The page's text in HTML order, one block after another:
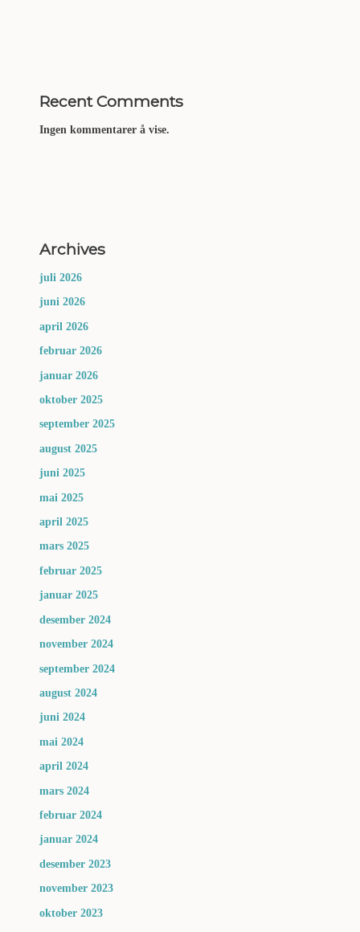
Recent Comments
Ingen kommentarer å vise.
Archives
juli 2026
juni 2026
april 2026
februar 2026
januar 2026
oktober 2025
september 2025
august 2025
juni 2025
mai 2025
april 2025
mars 2025
februar 2025
januar 2025
desember 2024
november 2024
september 2024
august 2024
juni 2024
mai 2024
april 2024
mars 2024
februar 2024
januar 2024
desember 2023
november 2023
oktober 2023